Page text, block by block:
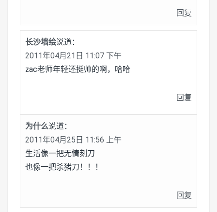
回复
长沙墙绘说道：
2011年04月21日 11:07 下午
zac老师年轻还挺帅的啊，哈哈
回复
为什么说道：
2011年04月25日 11:56 上午
生活像一把无情刻刀
也像一把杀猪刀！！！
回复